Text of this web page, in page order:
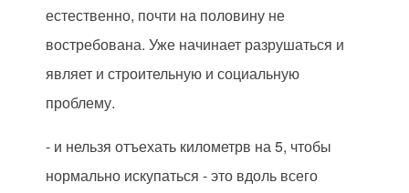
естественно, почти на половину не
востребована. Уже начинает разрушаться и
являет и строительную и социальную
проблему.
- и нельзя отъехать километрв на 5, чтобы
нормально искупаться - это вдоль всего